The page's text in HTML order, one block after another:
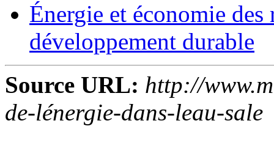
Énergie et économie des
développement durable
Source URL: http://
de-lénergie-dans-leau-sale